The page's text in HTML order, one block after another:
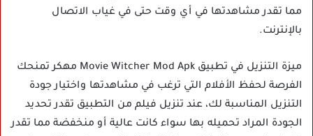
مما تقدر مشاهدتها في أي وقت حتى في غياب الاتصال
بالإنترنت.
ميزة التنزيل في تطبيق Movie Witcher Mod Apk مهكر تمنحك
الفرصة لحفظ الأفلام التي ترغب في مشاهدتها واختيار جودة
التنزيل المناسبة لك، عند تنزيل فيلم من التطبيق تقدر تحديد
الجودة المراد تحميله بها سواء كانت عالية أو منخفضة مما تقدر